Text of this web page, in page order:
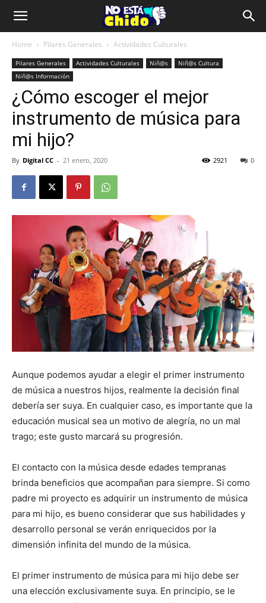
Home Pilares Generales Actividades Culturales
Pilares Generales Actividades Culturales Niñ@s
Niñ@s Cultura
Niñ@s Información
¿Cómo escoger el mejor
instrumento de música para
mi hijo?
By Digital CC - 21 enero, 2020 0
2921
Aunque podemos ayudar a elegir el primer instrumento
de música a nuestros hijos, realmente la decisión final
debería ser suya. En cualquier caso, es importante que la
educación musical sea un motivo de alegría, no un mal
trago; este gusto marcará su progresión.
El contacto con la música desde edades tempranas
brinda beneficios que acompañan para siempre. Si como
padre mi proyecto es adquirir un instrumento de música
para mi hijo, es bueno considerar que sus habilidades y
desarrollo personal se verán enriquecidos por la
dimensión infinita del mundo de la música.
El primer instrumento de música para mi hijo debe ser
una elección exclusivamente suya. En principio, se le